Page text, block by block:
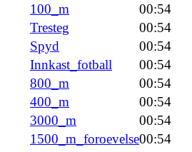
100_m
00:54
Tresteg
00:54
Spyd
00:54
Innkast_fotball
00:54
800_m
00:54
400_m
00:54
3000_m
00:54
1500_m_foroevelse00:54